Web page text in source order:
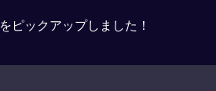
ピックアップしました！